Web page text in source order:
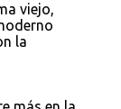
viejo,
la